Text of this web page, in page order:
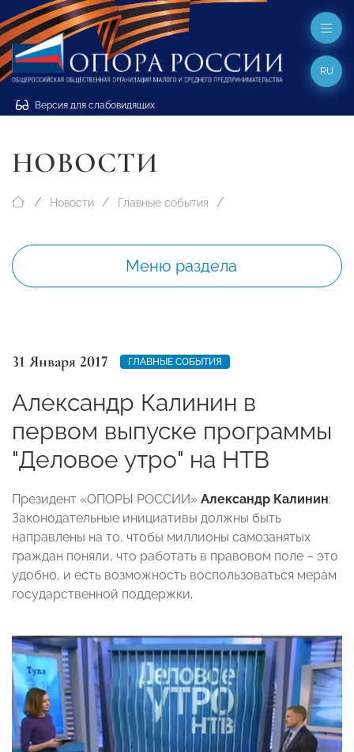
Версия для слабовидящих
RU
НОВОСТИ
Новости Главные события
Меню раздела
31 Января 2017 ГЛАВНЫЕ СОБЫТИЯ
Александр Калинин в
первом выпуске программы
"Деловое утро" на НТВ
Президент «ОПОРЫ РОССИИ» Александр Калинин:
Законодательные инициативы должны быть
направлены на то, чтобы миллионы самозанятых
граждан поняли, что работать в правовом поле – это
удобно, и есть возможность воспользоваться мерам
государственной поддержки.